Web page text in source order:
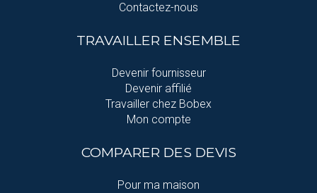
Contactez-nous
TRAVAILLER ENSEMBLE
Devenir fournisseur
Devenir affilié
Travailler chez Bobex
Mon compte
COMPARER DES DEVIS
Pour ma maison